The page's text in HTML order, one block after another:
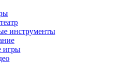
инструменты
игры